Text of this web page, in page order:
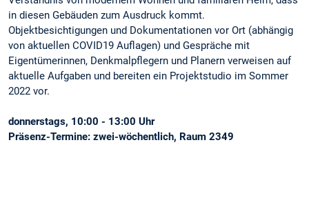
in diesen Gebäuden zum Ausdruck kommt.
Objektbesichtigungen und Dokumentationen vor Ort (abhängig
von aktuellen COVID19 Auflagen) und Gespräche mit
Eigentümerinnen, Denkmalpflegern und Planern verweisen auf
aktuelle Aufgaben und bereiten ein Projektstudio im Sommer
2022 vor.
donnerstags, 10:00 - 13:00 Uhr
Präsenz-Termine: zwei-wöchentlich, Raum 2349